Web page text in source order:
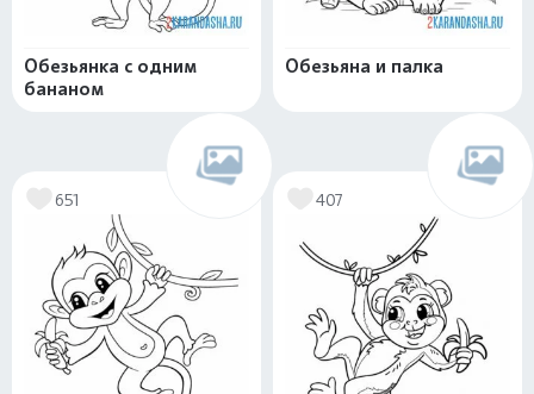
Обезьянка с одним
бананом
Обезьяна и палка
651 407